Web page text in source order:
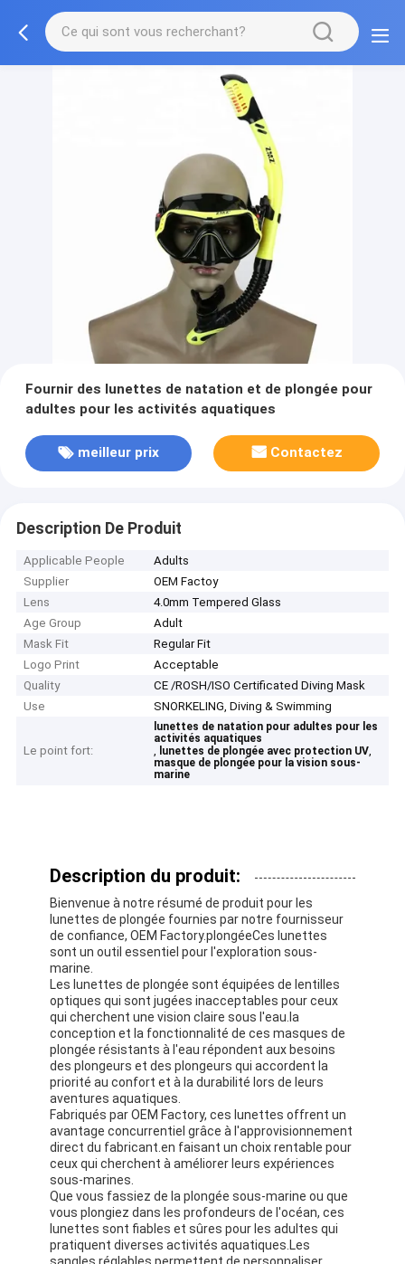
Fournir des lunettes de natation et de plongée pour
adultes pour les activités aquatiques
meilleur prix Contactez
Description De Produit
Applicable People
Adults
Supplier
OEM Factoy
Lens
4.0mm Tempered Glass
Age Group
Adult
Mask Fit
Regular Fit
Logo Print
Acceptable
Quality
CE /ROSH/ISO Certificated Diving Mask
Use
SNORKELING, Diving & Swimming
Le point fort:
lunettes de natation pour adultes pour les
activités aquatiques
, lunettes de plongée avec protection UV,
masque de plongée pour la vision sous-
marine
Description du produit:
Bienvenue à notre résumé de produit pour les
lunettes de plongée fournies par notre fournisseur
de confiance, OEM Factory.plongéeCes lunettes
sont un outil essentiel pour l'exploration sous-
marine.
Les lunettes de plongée sont équipées de lentilles
optiques qui sont jugées inacceptables pour ceux
qui cherchent une vision claire sous l'eau.la
conception et la fonctionnalité de ces masques de
plongée résistants à l'eau répondent aux besoins
des plongeurs et des plongeurs qui accordent la
priorité au confort et à la durabilité lors de leurs
aventures aquatiques.
Fabriqués par OEM Factory, ces lunettes offrent un
avantage concurrentiel grâce à l'approvisionnement
direct du fabricant.en faisant un choix rentable pour
ceux qui cherchent à améliorer leurs expériences
sous-marines.
Que vous fassiez de la plongée sous-marine ou que
vous plongiez dans les profondeurs de l'océan, ces
lunettes sont fiables et sûres pour les adultes qui
pratiquent diverses activités aquatiques.Les